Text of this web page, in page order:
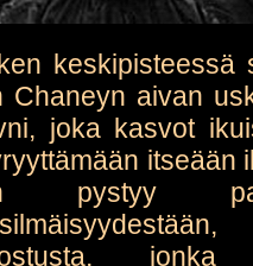
keskipisteessä
Chaneyn aivan
joka kasvot
itseään
pystyy